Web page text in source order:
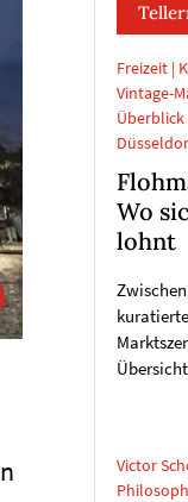
Freizeit |
Vintage-
Wo
lohnt
Victor